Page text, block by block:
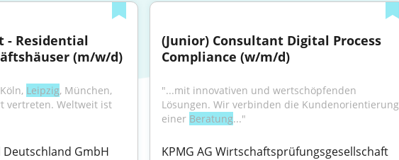
- Residential
(m/w/d)
Leipzig, München,
vertreten. Weltweit ist
GmbH
(Junior) Consultant Digital Process
Compliance (w/m/d)
"...mit innovativen und wertschöpfenden
Lösungen. Wir verbinden die Kundenorientierung
einer Beratung..."
KPMG AG Wirtschaftsprüfungsgesellschaft